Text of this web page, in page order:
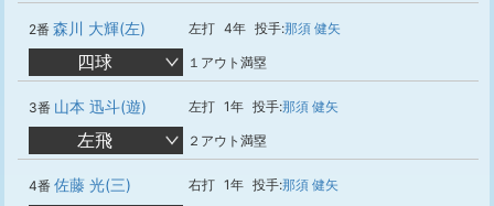
2番 森川 大輝(左) 左打 4年 投手:那須 健矢
四球 １アウト満塁
3番 山本 迅斗(遊) 左打 1年 投手:那須 健矢
左飛 ２アウト満塁
4番 佐藤 光(三) 右打 1年 投手:那須 健矢